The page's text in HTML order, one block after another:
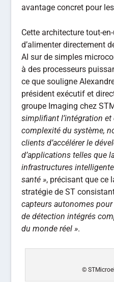
avantage concret pour
Cette architecture tout-
d’alimenter directement
AI sur de simples
à des processeurs
ce que souligne
président exécutif et
groupe Imaging chez
simplifiant l’intégration et
complexité du système,
clients d’accélérer le
d’applications telles que
infrastructures
santé », précisant que ce
stratégie de ST
capteurs autonomes
de détection intégrés
du monde réel ».
©